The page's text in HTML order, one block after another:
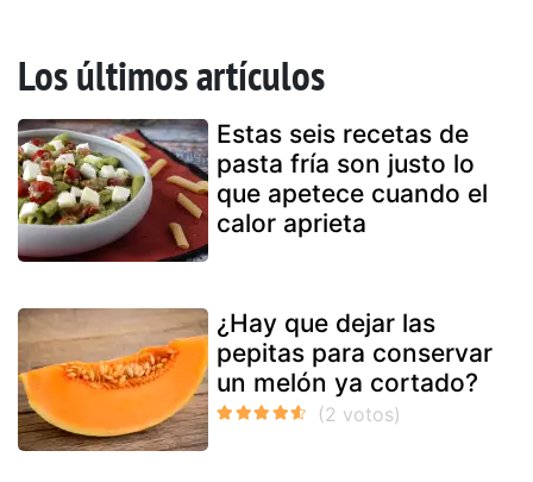
Los últimos artículos
Estas seis recetas de
pasta fría son justo lo
que apetece cuando el
calor aprieta
¿Hay que dejar las
pepitas para conservar
un melón ya cortado?